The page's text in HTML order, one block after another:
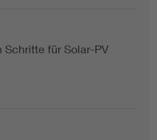
Schritte für Solar-PV